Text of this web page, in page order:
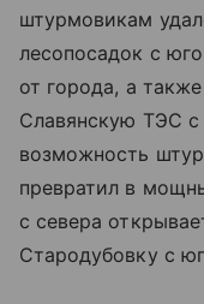
штурмовикам
лесопосадок с
от города, а
Славянскую ТЭС с
возможность
превратил в
с севера
Стародубовку с